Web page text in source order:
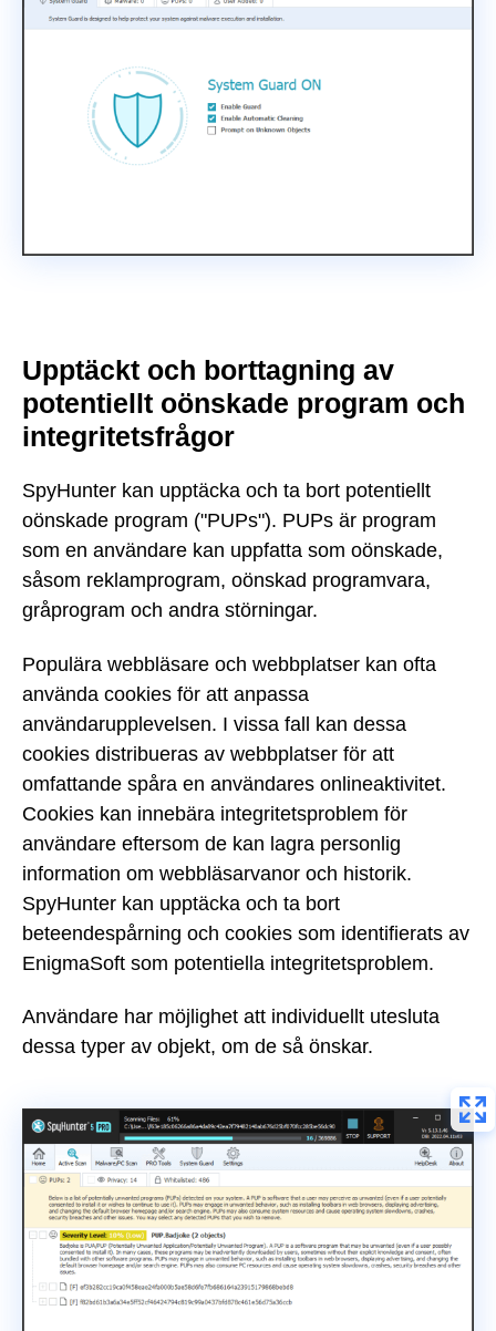
Upptäckt och borttagning av
potentiellt oönskade program och
integritetsfrågor
SpyHunter kan upptäcka och ta bort potentiellt
oönskade program ("PUPs"). PUPs är program
som en användare kan uppfatta som oönskade,
såsom reklamprogram, oönskad programvara,
gråprogram och andra störningar.
Populära webbläsare och webbplatser kan ofta
använda cookies för att anpassa
användarupplevelsen. I vissa fall kan dessa
cookies distribueras av webbplatser för att
omfattande spåra en användares onlineaktivitet.
Cookies kan innebära integritetsproblem för
användare eftersom de kan lagra personlig
information om webbläsarvanor och historik.
SpyHunter kan upptäcka och ta bort
beteendespårning och cookies som identifierats av
EnigmaSoft som potentiella integritetsproblem.
Användare har möjlighet att individuellt utesluta
dessa typer av objekt, om de så önskar.